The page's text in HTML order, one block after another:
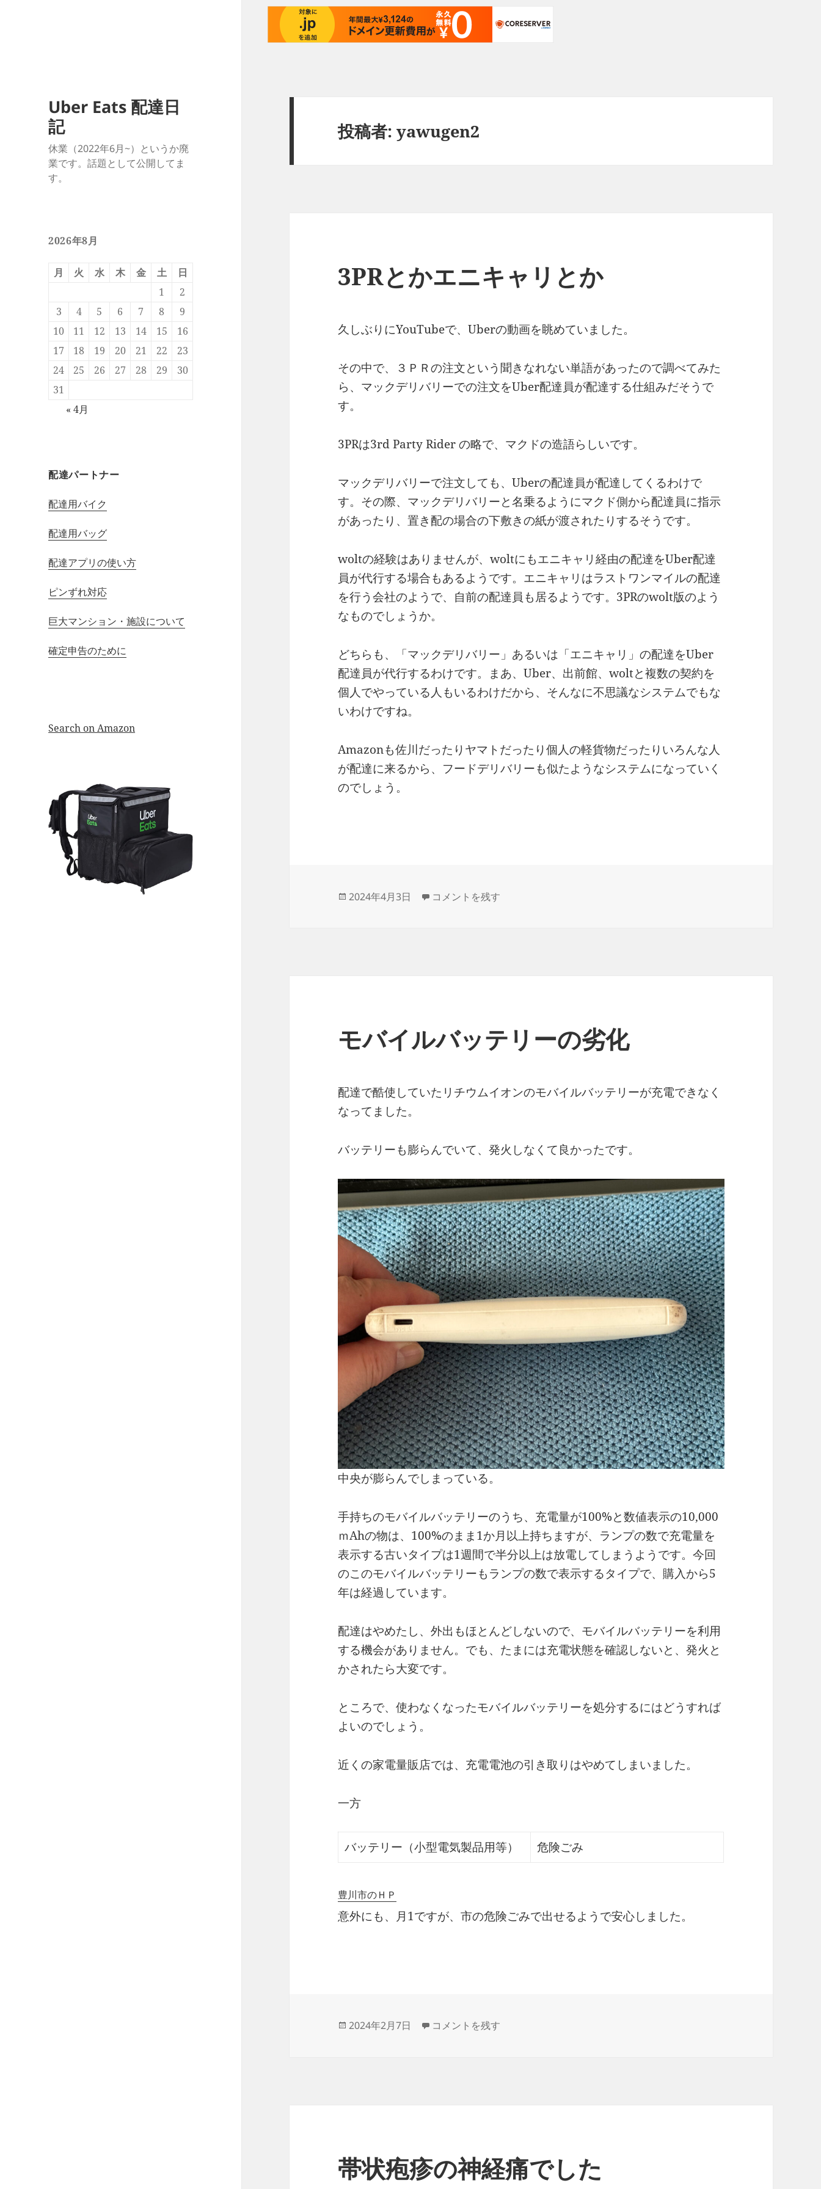
Uber Eats 配達日
記
休業（2022年6月~）というか廃
業です。話題として公開してま
す。
2026年8月
月 火 水 木 金 土
日
1
2
3
4 5 6 7 8
9
10
11 12 13 14 15
16
17
18 19 20 21 22
23
24
25 26 27 28 29
30
31
« 4月
配達パートナー
配達用バイク
配達用バッグ
配達アプリの使い方
ピンずれ対応
巨大マンション・施設について
確定申告のために
Search on Amazon
投稿者:yawugen2
3PRとかエニキャリとか
久しぶりにYouTubeで、Uberの動画を眺めていました。
その中で、３ＰＲの注文という聞きなれない単語があったので調べてみた
ら、マックデリバリーでの注文をUber配達員が配達する仕組みだそうで
す。
3PRは3rd Party Rider の略で、マクドの造語らしいです。
マックデリバリーで注文しても、Uberの配達員が配達してくるわけで
す。その際、マックデリバリーと名乗るようにマクド側から配達員に指示
があったり、置き配の場合の下敷きの紙が渡されたりするそうです。
woltの経験はありませんが、woltにもエニキャリ経由の配達をUber配達
員が代行する場合もあるようです。エニキャリはラストワンマイルの配達
を行う会社のようで、自前の配達員も居るようです。3PRのwolt版のよう
なものでしょうか。
どちらも、「マックデリバリー」あるいは「エニキャリ」の配達をUber
配達員が代行するわけです。まあ、Uber、出前館、woltと複数の契約を
個人でやっている人もいるわけだから、そんなに不思議なシステムでもな
いわけですね。
Amazonも佐川だったりヤマトだったり個人の軽貨物だったりいろんな人
が配達に来るから、フードデリバリーも似たようなシステムになっていく
のでしょう。
投
2024年4月3日 3PRとかエニキャリとか に
コメントを残す
モバイルバッテリーの劣化
配達で酷使していたリチウムイオンのモバイルバッテリーが充電できなく
なってました。
バッテリーも膨らんでいて、発火しなくて良かったです。
中央が膨らんでしまっている。
手持ちのモバイルバッテリーのうち、充電量が100%と数値表示の10,000
ｍAhの物は、100%のまま1か月以上持ちますが、ランプの数で充電量を
表示する古いタイプは1週間で半分以上は放電してしまうようです。今回
のこのモバイルバッテリーもランプの数で表示するタイプで、購入から5
年は経過しています。
配達はやめたし、外出もほとんどしないので、モバイルバッテリーを利用
する機会がありません。でも、たまには充電状態を確認しないと、発火と
かされたら大変です。
ところで、使わなくなったモバイルバッテリーを処分するにはどうすれば
よいのでしょう。
近くの家電量販店では、充電電池の引き取りはやめてしまいました。
一方
バッテリー（小型電気製品用等） 危険ごみ
豊川市のＨＰ
意外にも、月1ですが、市の危険ごみで出せるようで安心しました。
投
2024年2月7日 モバイルバッテリーの劣化 に
コメントを残す
帯状疱疹の神経痛でした